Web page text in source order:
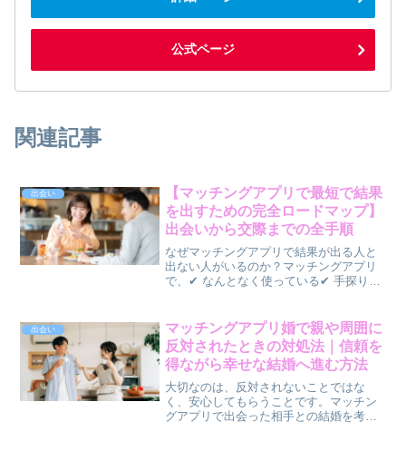
公式ページ
関連記事
出会い
【マッチングアプリで最短で結果
を出すための完全ロードマップ】
出会いから交際までの全手順
なぜマッチングアプリで結果が出る人と
出ない人がいるのか？マッチングアプリ
で、✔ なんとなく使っている✔ 手探りで
は、👉 結果が出ない人ほど「流れ」を理
解していませんマ...
出会い
マッチングアプリ婚で親や周囲に
反対されたときの対処法｜信頼を
得ながら幸せな結婚へ進む方法
大切なのは、反対されないことではな
く、安心してもらうことです。マッチン
グアプリで出会った相手との結婚を考え